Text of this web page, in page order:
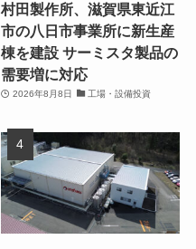
村田製作所、滋賀県東近江
市の八日市事業所に新生産
棟を建設 サーミスタ製品の
需要増に対応
2026年8月8日 工場・設備投資